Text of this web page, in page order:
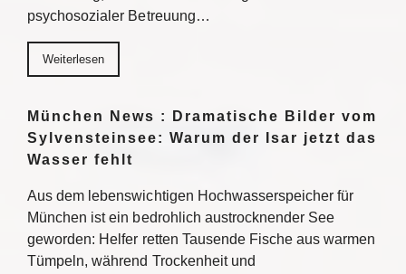
psychosozialer Betreuung…
Weiterlesen
München News : Dramatische Bilder vom
Sylvensteinsee: Warum der Isar jetzt das
Wasser fehlt
Aus dem lebenswichtigen Hochwasserspeicher für
München ist ein bedrohlich austrocknender See
geworden: Helfer retten Tausende Fische aus warmen
Tümpeln, während Trockenheit und